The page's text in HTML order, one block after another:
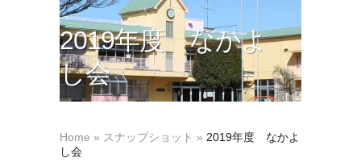
2019年度 なかよ
し会
Home » スナップショット » 2019年度 なかよ
し会